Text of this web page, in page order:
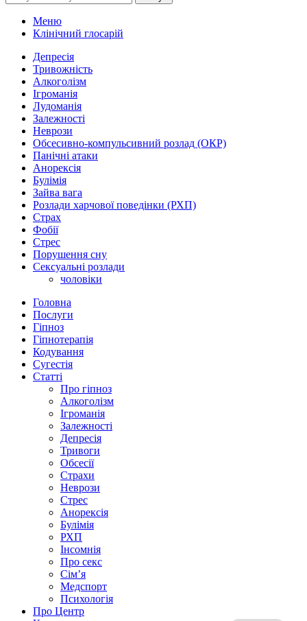
Меню
Клінічний глосарій
Депресія
Тривожність
Алкоголізм
Ігроманія
Лудоманія
Залежності
Неврози
Обсесивно-компульсивний розлад (ОКР)
Панічні атаки
Анорексія
Булімія
Зайва вага
Розлади харчової поведінки (РХП)
Страх
Фобії
Стрес
Порушення сну
Сексуальні розлади
чоловіки
Головна
Послуги
Гіпноз
Гіпнотерапія
Кодування
Сугестія
Статті
Про гіпноз
Алкоголізм
Ігроманія
Залежності
Депресія
Тривоги
Обсесії
Страхи
Неврози
Стрес
Анорексія
Булімія
РХП
Інсомнія
Про секс
Сім’я
Медспорт
Психологія
Про Центр